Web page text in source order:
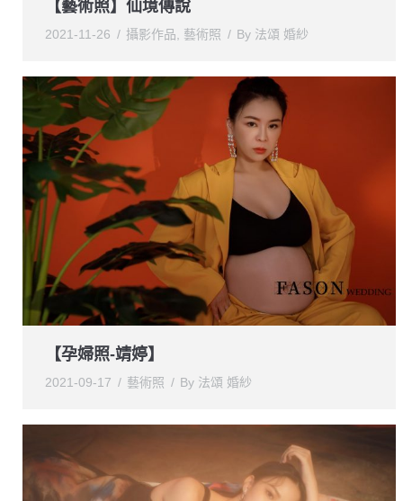
【藝術照】仙境傳說
2021-11-26 攝影作品 藝術照 By 法頌 婚紗
【孕婦照-靖婷】
2021-09-17 藝術照 By 法頌 婚紗